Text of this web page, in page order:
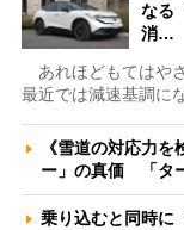
なる
消…
あれほどもてはや
最近では減速基調に
《雪道の対応力
ー」の真価 「タ
乗り込むと同時に